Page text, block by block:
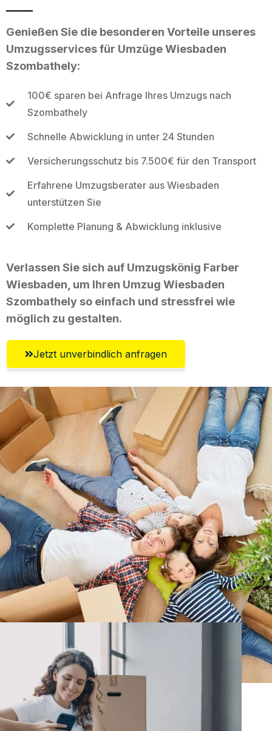
Genießen Sie die besonderen Vorteile unseres
Umzugsservices für Umzüge Wiesbaden
Szombathely:
100€ sparen bei Anfrage Ihres Umzugs nach
Szombathely
Schnelle Abwicklung in unter 24 Stunden
Versicherungsschutz bis 7.500€ für den Transport
Erfahrene Umzugsberater aus Wiesbaden
unterstützen Sie
Komplette Planung & Abwicklung inklusive
Verlassen Sie sich auf Umzugskönig Farber
Wiesbaden, um Ihren Umzug Wiesbaden
Szombathely so einfach und stressfrei wie
möglich zu gestalten.
Jetzt unverbindlich anfragen